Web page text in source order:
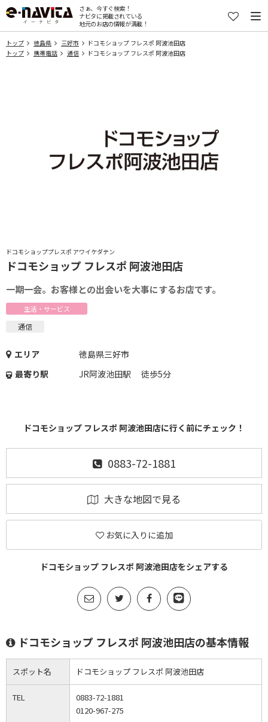
さぁ、今すぐ検索！
ナビタに掲載されている
地元のお店の情報が満載！
トップ 徳島県 三好市
ドコモショップ フレスポ 阿波池田店
トップ
携帯電話 通信 ドコモショップ フレスポ 阿波池田店
ドコモショッププレスポ アワイケダテン
ドコモショップ フレスポ 阿波池田店
一期一会。お客様との出会いを大事にするお店です。
生活・サービス
通信
エリア
徳島県三好市
最寄り駅
JR阿波池田駅 徒歩5分
ドコモショップ フレスポ 阿波池田店に行く前にチェック！
0883-72-1881
大きな地図で見る
お気に入りに追加
ドコモショップ フレスポ 阿波池田店をシェアする
ドコモショップ フレスポ 阿波池田店の基本情報
スポット名 ドコモショップ フレスポ 阿波池田店
TEL
0883-72-1881
0120-967-275